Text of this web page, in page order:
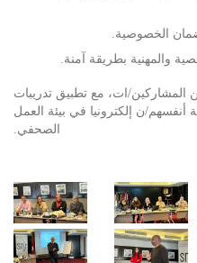
الخصوصية.
والمهنية بطريقة آمنة.
المشاركين/ات، مع تطبيق تدريبات
أنفسهم/ن إلكترونيا في بيئة العمل
الصحفي.